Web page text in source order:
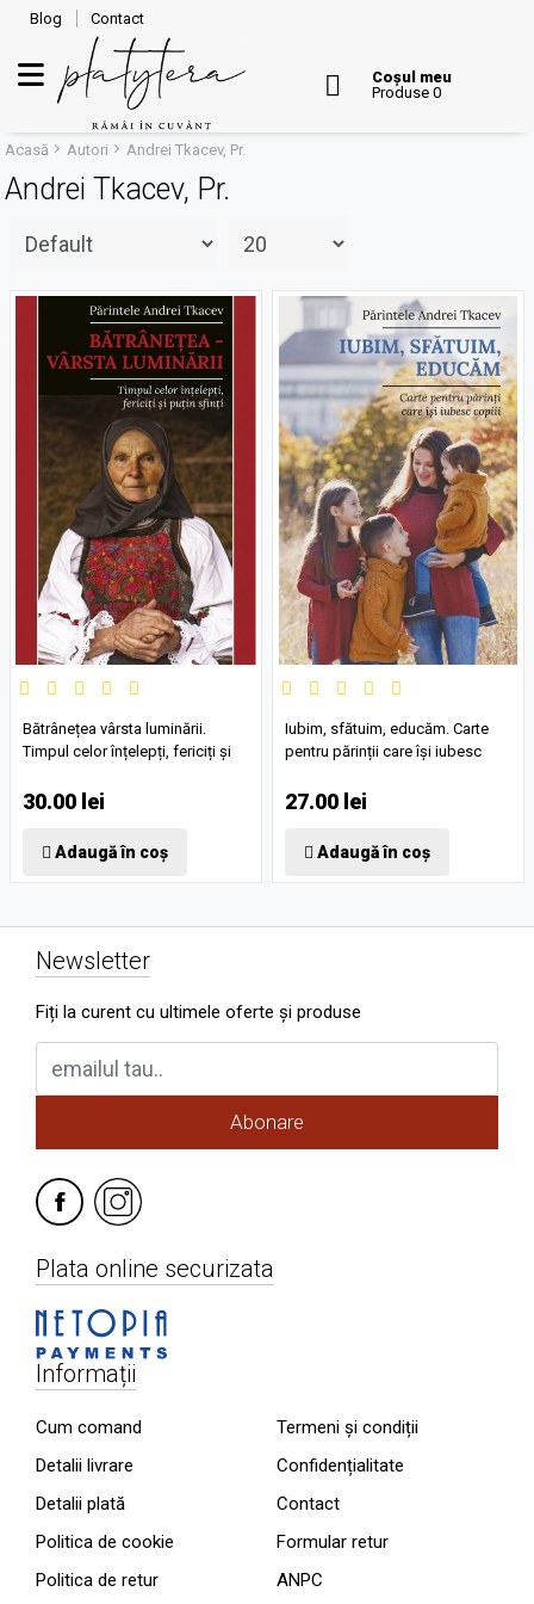
Blog Contact
Coșul meu
Produse 0
Acasă Autori Andrei Tkacev, Pr.
Andrei Tkacev, Pr.
Bătrânețea vârsta luminării.
Timpul celor înțelepți, fericiți și
30.00 lei
Adaugă în coș
Iubim, sfătuim, educăm. Carte
pentru părinții care își iubesc
27.00 lei
Adaugă în coș
Newsletter
Fiți la curent cu ultimele oferte și produse
Abonare
Plata online securizata
Informații
Cum comand
Detalii livrare
Detalii plată
Politica de cookie
Politica de retur
Termeni și condiții
Confidențialitate
Contact
Formular retur
ANPC